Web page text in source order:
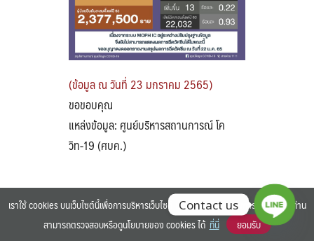
Search
(ข้อมูล ณ วันที่ 23 มกราคม 2565)
ขอขอบคุณ
แหล่งข้อมูล: ศูนย์บริหารสถานการณ์ โค
วิท-19 (ศบค.)
©2025 BANGKOK UNIVERSITY. ALL RIGHTS RESERVED.
เราใช้ cookies บนเว็บไซต์นี้เพื่อการบริหารเว็บไซต์ และเพิ่มประสิทธิภาพการใช้งานของท่าน
สามารถตรวจสอบหรือดูนโยบายของ cookies ได้ ที่นี่ ยอมรับ
Contact us